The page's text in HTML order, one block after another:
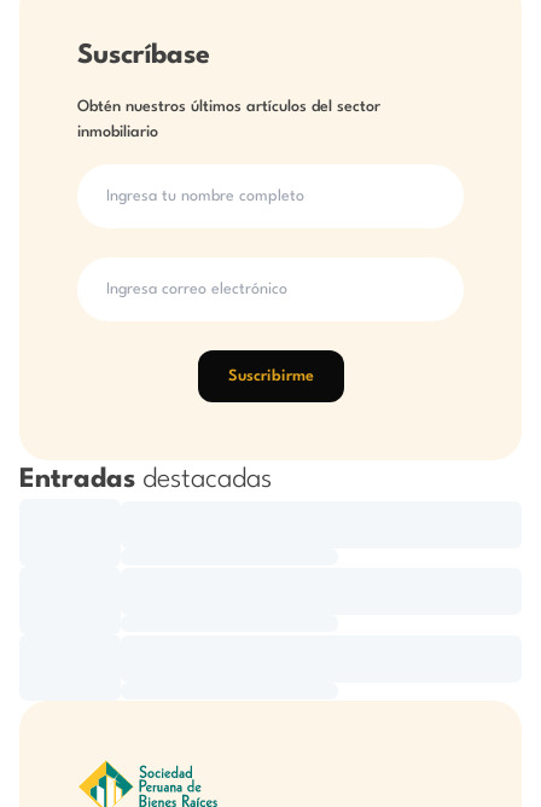
Suscríbase
Obtén nuestros últimos artículos del sector
inmobiliario
Suscribirme
Entradas destacadas